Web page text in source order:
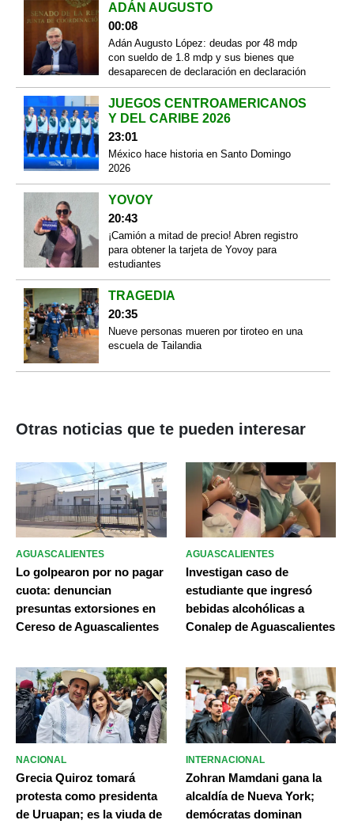
ADÁN AUGUSTO
00:08
Adán Augusto López: deudas por 48 mdp
con sueldo de 1.8 mdp y sus bienes que
desaparecen de declaración en declaración
JUEGOS CENTROAMERICANOS
Y DEL CARIBE 2026
23:01
México hace historia en Santo Domingo
2026
YOVOY
20:43
¡Camión a mitad de precio! Abren registro
para obtener la tarjeta de Yovoy para
estudiantes
TRAGEDIA
20:35
Nueve personas mueren por tiroteo en una
escuela de Tailandia
Otras noticias que te pueden interesar
AGUASCALIENTES
Lo golpearon por no pagar
cuota: denuncian
presuntas extorsiones en
Cereso de Aguascalientes
AGUASCALIENTES
Investigan caso de
estudiante que ingresó
bebidas alcohólicas a
Conalep de Aguascalientes
NACIONAL
Grecia Quiroz tomará
protesta como presidenta
de Uruapan; es la viuda de
INTERNACIONAL
Zohran Mamdani gana la
alcaldía de Nueva York;
demócratas dominan